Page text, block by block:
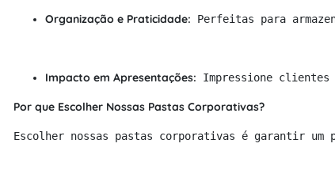
Organização e Praticidade: Perfeitas para
Impacto em Apresentações: Impressione clientes
Por que Escolher Nossas Pastas Corporativas?
Escolher nossas pastas corporativas é garantir um